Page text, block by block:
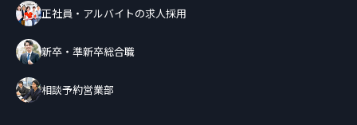
正社員・アルバイトの求人採用
新卒・準新卒総合職
相談予約営業部